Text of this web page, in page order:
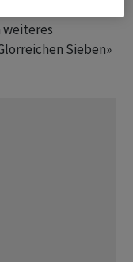
weiteres
Sieben»